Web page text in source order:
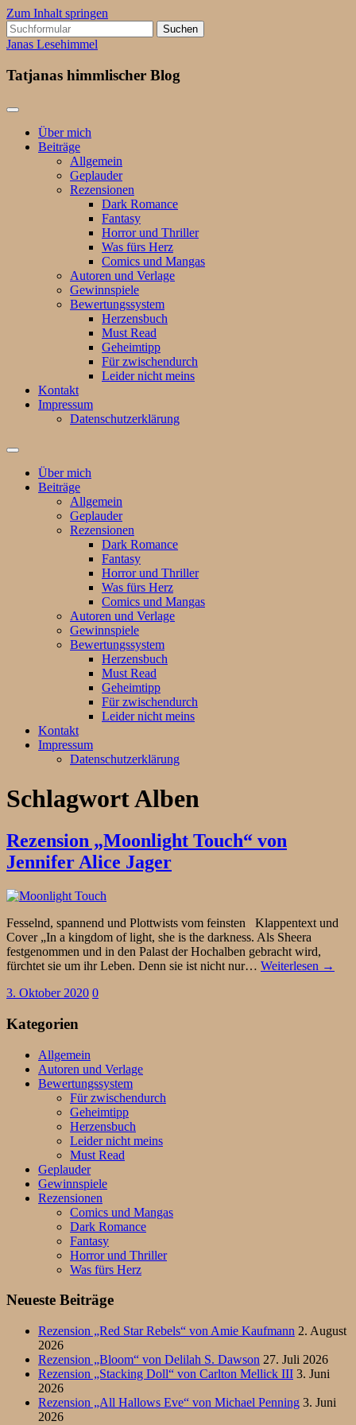
Zum Inhalt springen
Suchen
nach:
Janas Lesehimmel
Tatjanas himmlischer Blog
Über mich
Beiträge
Allgemein
Geplauder
Rezensionen
Dark Romance
Fantasy
Horror und Thriller
Was fürs Herz
Comics und Mangas
Autoren und Verlage
Gewinnspiele
Bewertungssystem
Herzensbuch
Must Read
Geheimtipp
Für zwischendurch
Leider nicht meins
Kontakt
Impressum
Datenschutzerklärung
Suchfeld
ein-/ausblenden
Über mich
Beiträge
Allgemein
Geplauder
Rezensionen
Dark Romance
Fantasy
Horror und Thriller
Was fürs Herz
Comics und Mangas
Autoren und Verlage
Gewinnspiele
Bewertungssystem
Herzensbuch
Must Read
Geheimtipp
Für zwischendurch
Leider nicht meins
Kontakt
Impressum
Datenschutzerklärung
SchlagwortAlben
Rezension „Moonlight Touch“ von
Jennifer Alice Jager
Fesselnd, spannend und Plottwists vom feinsten Klappentext und
Cover „In a kingdom of light, she is the darkness. Als Sheera
festgenommen und in den Palast der Hochalben gebracht wird,
fürchtet sie um ihr Leben. Denn sie ist nicht nur… Weiterlesen →
3. Oktober 2020 0
Kategorien
Allgemein
Autoren und Verlage
Bewertungssystem
Für zwischendurch
Geheimtipp
Herzensbuch
Leider nicht meins
Must Read
Geplauder
Gewinnspiele
Rezensionen
Comics und Mangas
Dark Romance
Fantasy
Horror und Thriller
Was fürs Herz
Neueste Beiträge
Rezension „Red Star Rebels“ von Amie Kaufmann 2. August
2026
Rezension „Bloom“ von Delilah S. Dawson 27. Juli 2026
Rezension „Stacking Doll“ von Carlton Mellick III 3. Juni
2026
Rezension „All Hallows Eve“ von Michael Penning 3. Juni
2026